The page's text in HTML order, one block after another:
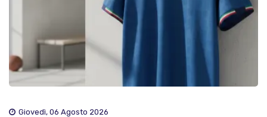
Giovedì, 06 Agosto 2026